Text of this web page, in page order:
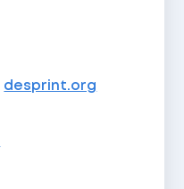
desprint.org